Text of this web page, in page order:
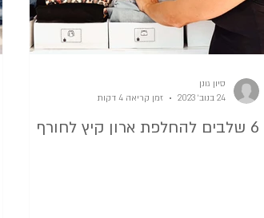
סידור פיצפקעס בבית סדר בנעליים
6 שלבים להחלפת ארון קיץ לחורף
סיון גונן
24 בנוב׳ 2023
זמן קריאה 4 דקות